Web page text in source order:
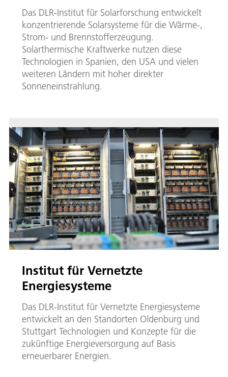
Das DLR-Institut für Solarforschung entwickelt
konzentrierende Solarsysteme für die Wärme-,
Strom- und Brennstofferzeugung.
Solarthermische Kraftwerke nutzen diese
Technologien in Spanien, den USA und vielen
weiteren Ländern mit hoher direkter
Sonneneinstrahlung.
Institut für Vernetzte
Energiesysteme
Das DLR-Institut für Vernetzte Energiesysteme
entwickelt an den Standorten Oldenburg und
Stuttgart Technologien und Konzepte für die
zukünftige Energieversorgung auf Basis
erneuerbarer Energien.